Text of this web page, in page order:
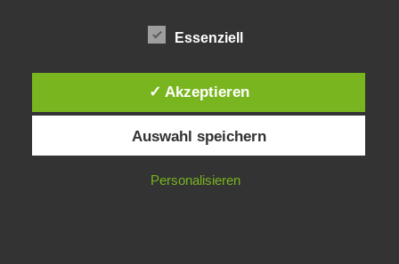
Essenziell
✓ Akzeptieren
Auswahl speichern
Personalisieren